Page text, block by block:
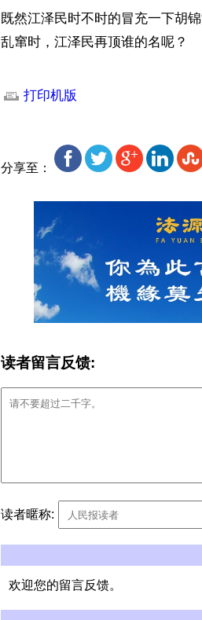
既然江泽民时不时的冒充一下胡
乱窜时，江泽民再顶谁的名呢？
打印机版
分享至：
读者留言反馈:
读者暱称:
欢迎您的留言反馈。